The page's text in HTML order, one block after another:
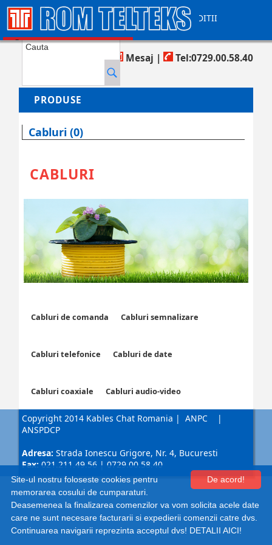
CONTACT AJUTOR TERMENI SI CONDITII
COS DE CUMPARATURI
Mesaj | Tel:0729.00.58.40
PRODUSE
Cabluri (0)
CABLURI
Cabluri de comanda Cabluri semnalizare
Cabluri telefonice Cabluri de date
Cabluri coaxiale Cabluri audio-video
Copyright 2014 Kables Chat Romania |ANPC |
ANSPDCP
Adresa: Strada Ionescu Grigore, Nr. 4, Bucuresti
Fax: 021.211.49.56 | 0729.00.58.40
Shopping cart by Quick.Cart
De acord!
Site-ul nostru foloseste cookies pentru
memorarea cosului de cumparaturi.
Deasemenea la finalizarea comenzilor va vom solicita acele date
care ne sunt necesare facturarii si expedierii comenzii catre dvs.
Continuarea navigarii reprezinta acceptul dvs! DETALII AICI!